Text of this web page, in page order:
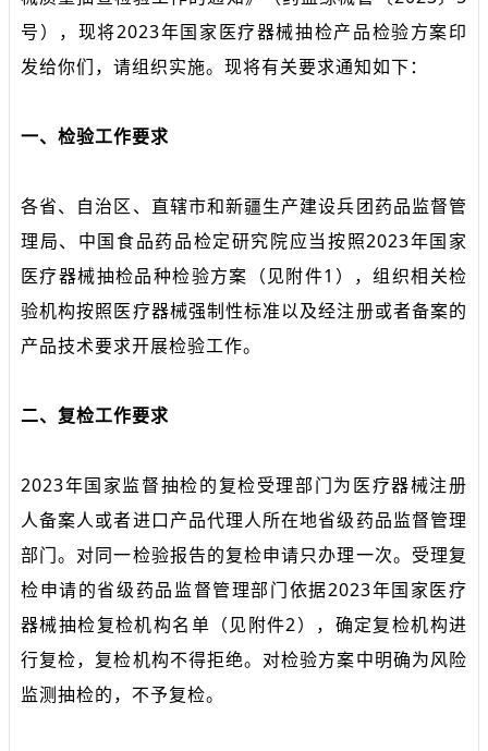
号），现将2023年国家医疗器械抽检产品检验方案印
发给你们，请组织实施。现将有关要求通知如下：
一、检验工作要求
各省、自治区、直辖市和新疆生产建设兵团药品监督管
理局、中国食品药品检定研究院应当按照2023年国家
医疗器械抽检品种检验方案（见附件1），组织相关检
验机构按照医疗器械强制性标准以及经注册或者备案的
产品技术要求开展检验工作。
二、复检工作要求
2023年国家监督抽检的复检受理部门为医疗器械注册
人备案人或者进口产品代理人所在地省级药品监督管理
部门。对同一检验报告的复检申请只办理一次。受理复
检申请的省级药品监督管理部门依据2023年国家医疗
器械抽检复检机构名单（见附件2），确定复检机构进
行复检，复检机构不得拒绝。对检验方案中明确为风险
监测抽检的，不予复检。